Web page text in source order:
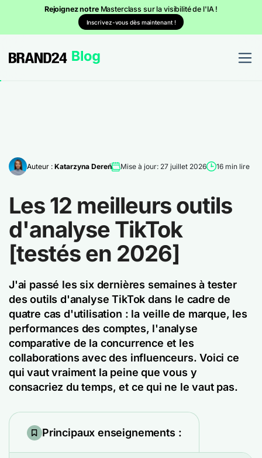
Rejoignez notre Masterclass sur la visibilité de l'IA !
Inscrivez-vous dès maintenant !
Auteur : Katarzyna Dereń Mise à jour: 27 juillet 2026 16 min lire
Les 12 meilleurs outils
d'analyse TikTok
[testés en 2026]
J'ai passé les six dernières semaines à tester
des outils d'analyse TikTok dans le cadre de
quatre cas d'utilisation : la veille de marque, les
performances des comptes, l'analyse
comparative de la concurrence et les
collaborations avec des influenceurs. Voici ce
qui vaut vraiment la peine que vous y
consacriez du temps, et ce qui ne le vaut pas.
Principaux enseignements :